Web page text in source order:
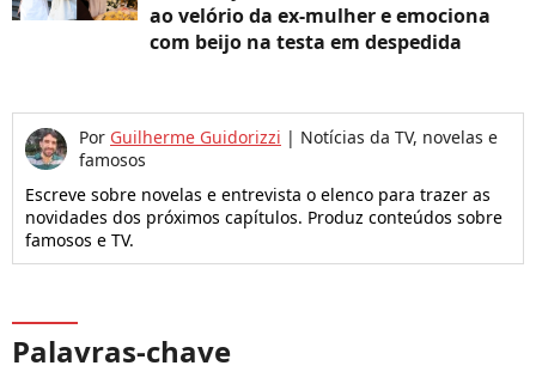
ao velório da ex-mulher e emociona
com beijo na testa em despedida
Por Guilherme Guidorizzi | Notícias da TV, novelas e
famosos
Escreve sobre novelas e entrevista o elenco para trazer as
novidades dos próximos capítulos. Produz conteúdos sobre
famosos e TV.
Palavras-chave